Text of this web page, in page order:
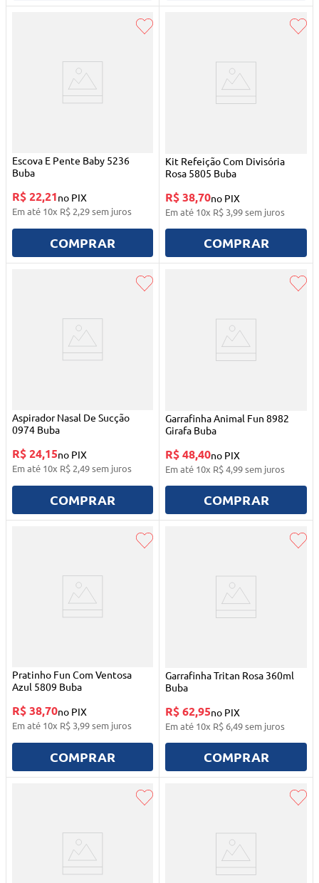
Escova E Pente Baby 5236
Buba
R$ 22,21no PIX
Em até 10x R$ 2,29sem juros
COMPRAR
Kit Refeição Com Divisória
Rosa 5805 Buba
R$ 38,70no PIX
Em até 10x R$ 3,99sem juros
COMPRAR
Aspirador Nasal De Sucção
0974 Buba
R$ 24,15no PIX
Em até 10x R$ 2,49sem juros
COMPRAR
Garrafinha Animal Fun 8982
Girafa Buba
R$ 48,40no PIX
Em até 10x R$4,99sem juros
COMPRAR
Pratinho Fun Com Ventosa
Azul 5809 Buba
R$ 38,70no PIX
Em até 10x R$ 3,99sem juros
COMPRAR
Garrafinha Tritan Rosa 360ml
Buba
R$ 62,95no PIX
Em até 10x R$ 6,49sem juros
COMPRAR